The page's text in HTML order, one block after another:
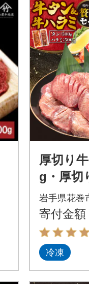
厚切り
g・厚切
0g各1P
岩手県花巻
寄付金額
冷凍